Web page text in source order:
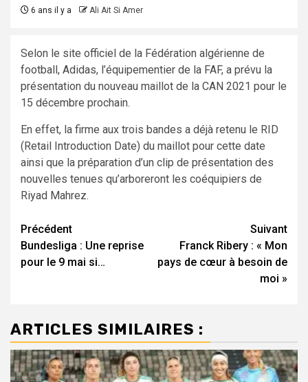
6 ans il y a Ali Ait Si Amer
Selon le site officiel de la Fédération algérienne de
football, Adidas, l’équipementier de la FAF, a prévu la
présentation du nouveau maillot de la CAN 2021 pour le
15 décembre prochain.
En effet, la firme aux trois bandes a déjà retenu le RID
(Retail Introduction Date) du maillot pour cette date
ainsi que la préparation d’un clip de présentation des
nouvelles tenues qu’arboreront les coéquipiers de
Riyad Mahrez.
Navigation
d’article
Précédent
Bundesliga : Une reprise
pour le 9 mai si…
Suivant
Franck Ribery : « Mon
pays de cœur à besoin de
moi »
ARTICLES SIMILAIRES :